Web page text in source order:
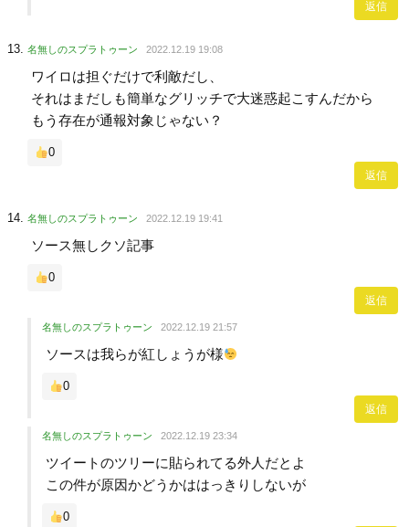
返信
名無しのスプラトゥーン 2022.12.19 19:08
ワイロは担ぐだけで利敵だし、
それはまだしも簡単なグリッチで大迷惑起こすんだから
もう存在が通報対象じゃない？
0
返信
名無しのスプラトゥーン 2022.12.19 19:41
ソース無しクソ記事
0
返信
名無しのスプラトゥーン 2022.12.19 21:57
ソースは我らが紅しょうが様
0
返信
名無しのスプラトゥーン 2022.12.19 23:34
ツイートのツリーに貼られてる外人だとよ
この件が原因かどうかははっきりしないが
0